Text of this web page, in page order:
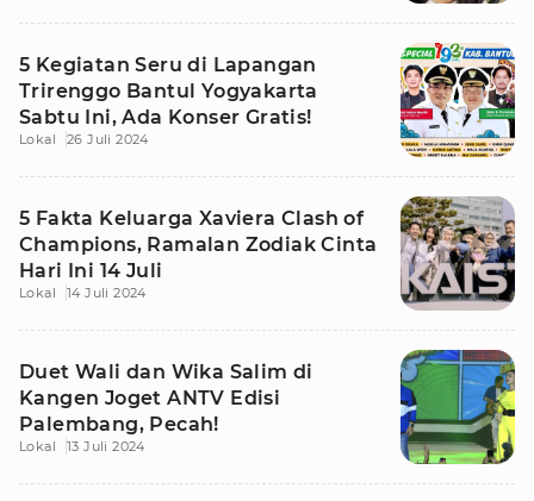
5 Kegiatan Seru di Lapangan
Trirenggo Bantul Yogyakarta
Sabtu Ini, Ada Konser Gratis!
Lokal 26 Juli 2024
5 Fakta Keluarga Xaviera Clash of
Champions, Ramalan Zodiak Cinta
Hari Ini 14 Juli
Lokal 14 Juli 2024
Duet Wali dan Wika Salim di
Kangen Joget ANTV Edisi
Palembang, Pecah!
Lokal 13 Juli 2024